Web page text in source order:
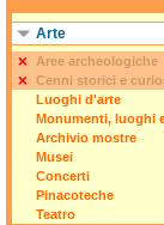
Arte
Aree archeologiche
Cenni storici e
Luoghi d'arte
Monumenti, luoghi
Archivio mostre
Musei
Concerti
Pinacoteche
Teatro